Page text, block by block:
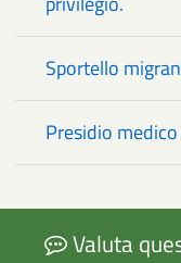
Sportello
Presidio
Valuta